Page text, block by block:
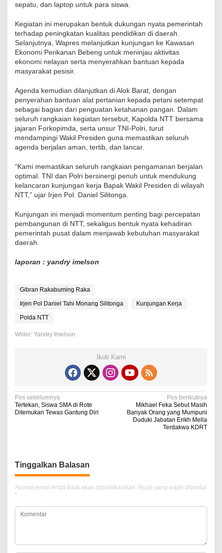
sepatu, dan laptop untuk para siswa.
Kegiatan ini merupakan bentuk dukungan nyata pemerintah
terhadap peningkatan kualitas pendidikan di daerah.
Selanjutnya, Wapres melanjutkan kunjungan ke Kawasan
Ekonomi Perikanan Bebeng untuk meninjau aktivitas
ekonomi nelayan serta menyerahkan bantuan kepada
masyarakat pesisir.
Agenda kemudian dilanjutkan di Alok Barat, dengan
penyerahan bantuan alat pertanian kepada petani setempat
sebagai bagian dari penguatan ketahanan pangan. Dalam
seluruh rangkaian kegiatan tersebut, Kapolda NTT bersama
jajaran Forkopimda, serta unsur TNI-Polri, turut
mendampingi Wakil Presiden guna memastikan seluruh
agenda berjalan aman, tertib, dan lancar.
“Kami memastikan seluruh rangkaian pengamanan berjalan
optimal. TNI dan Polri bersinergi penuh untuk mendukung
kelancaran kunjungan kerja Bapak Wakil Presiden di wilayah
NTT,” ujar Irjen Pol. Daniel Silitonga.
Kunjungan ini menjadi momentum penting bagi percepatan
pembangunan di NTT, sekaligus bentuk nyata kehadiran
pemerintah pusat dalam menjawab kebutuhan masyarakat
daerah.
laporan : yandry imelson
Gibran Rakabuming Raka
Irjen Pol Daniel Tahi Monang Silitonga
Kunjungan Kerja
Polda NTT
Writer: Yandry Imelson
Ikuti Kami
N
a
a
s
i
p
s
Pos sebelumnya
Tertekan, Siswa SMA di Rote
Ditemukan Tewas Gantung Diri
Pos berikutnya
Mikhael Feka Sebut Masih
Banyak Orang yang Mumpuni
Duduki Jabatan Erikh Mella
Terdakwa KDRT
Tinggalkan Balasan
Alamat email Anda tidak akan dipublikasikan. Ruas yang wajib ditandai
*